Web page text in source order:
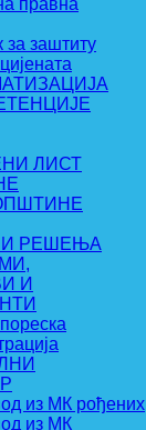
правна
за заштиту
ЛИСТ
И РЕШЕЊА
И
из МК рођених
из МК